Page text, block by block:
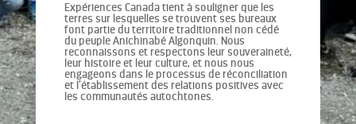
Expériences Canada tient à souligner que les
terres sur lesquelles se trouvent ses bureaux
font partie du territoire traditionnel non cédé
du peuple Anichinabé Algonquin. Nous
reconnaissons et respectons leur souveraineté,
leur histoire et leur culture, et nous nous
engageons dans le processus de réconciliation
et l’établissement des relations positives avec
les communautés autochtones.